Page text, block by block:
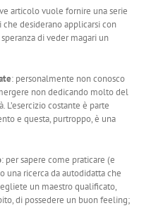
articolo vuole fornire una serie
desiderano applicarsi con
di veder magari un
: personalmente non conosco
non dedicando molto del
costante è parte
e questa, purtroppo, è una
: per sapere come praticare (e
una ricerca da autodidatta che
un maestro qualificato,
di possedere un buon feeling;